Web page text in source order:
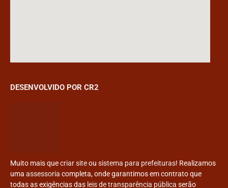
DESENVOLVIDO POR CR2
Muito mais quecriar siteou sistema para prefeituras! Realizamos
uma assessoria completa, onde garantimos em contrato que
todas as exigências das leis de transparência pública serão